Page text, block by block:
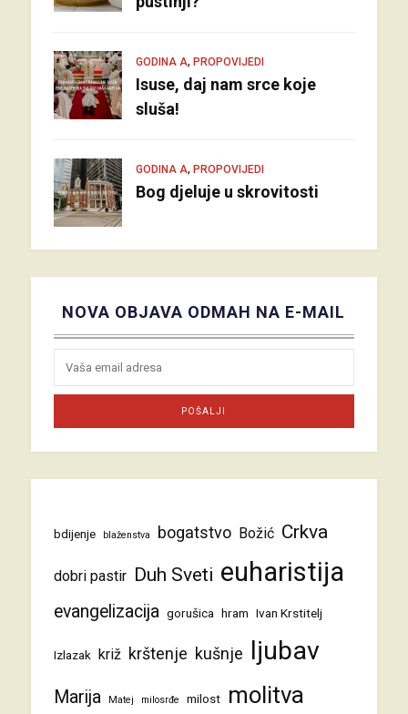
GODINA A, PROPOVIJEDI
Isuse, daj nam srce koje
sluša!
GODINA A, PROPOVIJEDI
Bog djeluje u skrovitosti
NOVA OBJAVA ODMAH NA E-MAIL
bdijenje blaženstva bogatstvo Božić Crkva
dobri pastir Duh Sveti euharistija
evangelizacija gorušica hram Ivan Krstitelj
Izlazak križ krštenje kušnje ljubav
Marija Matej milosrđe milost molitva